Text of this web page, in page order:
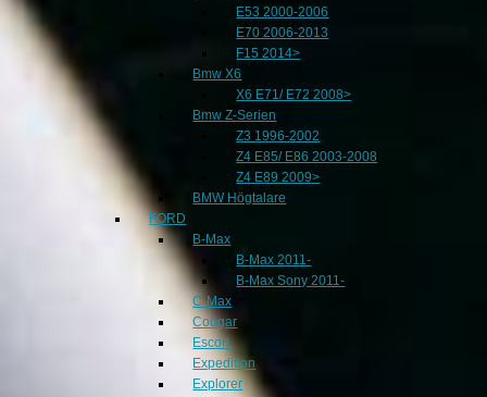
E53 2000-2006
E70 2006-2013
F15 2014>
Bmw X6
X6 E71/ E72 2008>
Bmw Z-Serien
Z3 1996-2002
Z4 E85/ E86 2003-2008
Z4 E89 2009>
BMW Högtalare
FORD
B-Max
B-Max 2011-
B-Max Sony 2011-
C-Max
Cougar
Escort
Expedition
Explorer